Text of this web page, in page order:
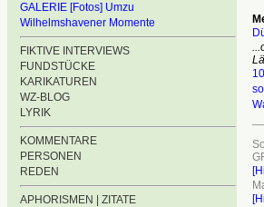
GALERIE [Fotos] Umzu
Wilhelmshavener Momente
FIKTIVE INTERVIEWS
FUNDSTÜCKE
KARIKATUREN
WZ-BLOG
LYRIK
KOMMENTARE
PERSONEN
REDEN
APHORISMEN | ZITATE